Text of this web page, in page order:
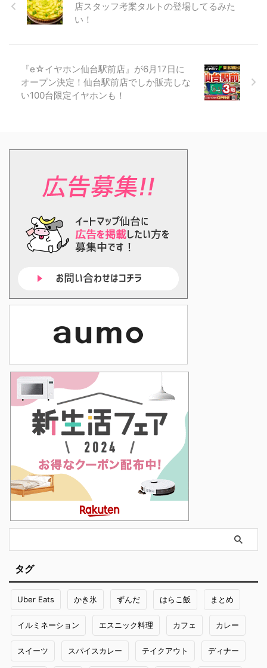
店スタッフ考案タルトの登場してるみた
い！
『e☆イヤホン仙台駅前店』が6月17日に
オープン決定！仙台駅前店でしか販売しな
い100台限定イヤホンも！
タグ
Uber Eats かき氷 ずんだ はらこ飯 まとめ
イルミネーション エスニック料理 カフェ カレー
スイーツ スパイスカレー テイクアウト ディナー